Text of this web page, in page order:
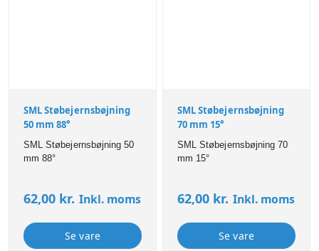
SML Støbejernsbøjning
50 mm 88°
SML Støbejernsbøjning 50
mm 88°
62,00 kr. Inkl. moms
Se vare
SML Støbejernsbøjning
70 mm 15°
SML Støbejernsbøjning 70
mm 15°
62,00 kr. Inkl. moms
Se vare